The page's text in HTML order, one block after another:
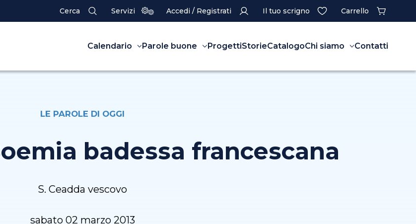
Cerca Servizi Accedi / Registrati Il tuo scrigno Carrello
Calendario Parole buone ProgettiStorieCatalogoChi siamo Contatti
LE PAROLE DI OGGI
badessa francescana
S. Ceadda vescovo
sabato 02 marzo 2013